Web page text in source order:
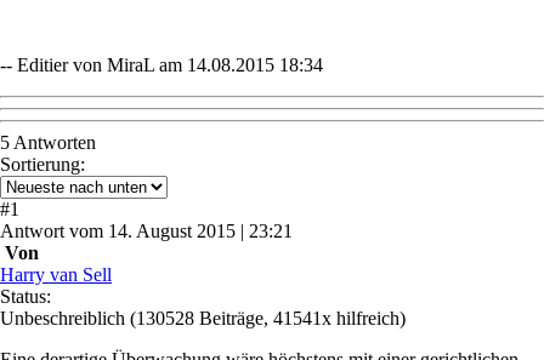
-- Editier von MiraL am 14.08.2015 18:34
5 Antworten
Sortierung:
#1
Antwort vom 14. August 2015 | 23:21
Von
Harry van Sell
Status:
Unbeschreiblich (130528 Beiträge, 41541x hilfreich)